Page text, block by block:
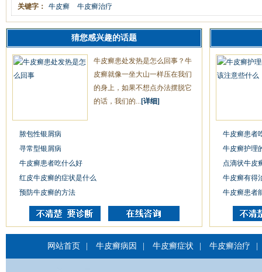
关键字： 牛皮癣 牛皮癣治疗
猜您感兴趣的话题
牛皮癣患处发热是怎么回事？牛
皮癣就像一坐大山一样压在我们
的身上，如果不想点办法摆脱它
的话，我们的... [详细]
脓包性银屑病
寻常型银屑病
牛皮癣患者吃什么好
红皮牛皮癣的症状是什么
预防牛皮癣的方法
牛皮癣患者
牛皮癣护理
点滴状牛皮
牛皮癣有得
牛皮癣患者
网站首页 牛皮癣病因 牛皮癣症状 牛皮癣治疗